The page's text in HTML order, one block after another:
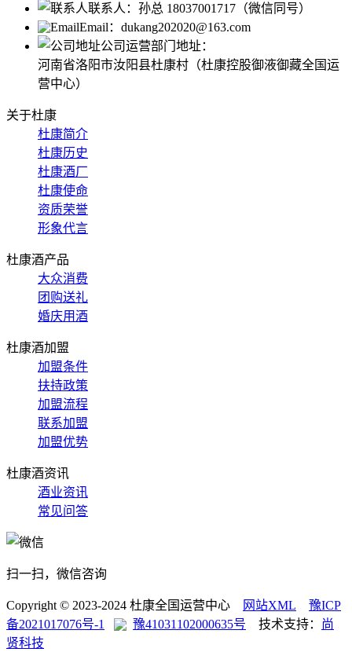
联系人： 孙总 18037001717（微信同号）
Email： dukang202020@163.com
公司运营部门地址：
河南省洛阳市汝阳县杜康村（杜康控股御液御藏全国运
营中心）
关于杜康
杜康简介
杜康历史
杜康酒厂
杜康使命
资质荣誉
形象代言
杜康酒产品
大众消费
团购送礼
婚庆用酒
杜康酒加盟
加盟条件
扶持政策
加盟流程
联系加盟
加盟优势
杜康酒资讯
酒业资讯
常见问答
扫一扫，微信咨询
Copyright © 2023-2024 杜康全国运营中心 网站XML
豫ICP
备2021017076号-1
豫41031102000635号 技术支持：
尚
贤科技